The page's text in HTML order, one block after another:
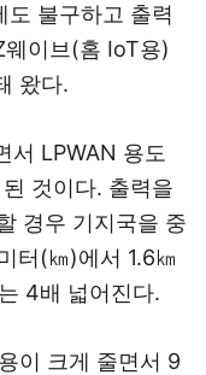
불구하고 출력
이브(홈 IoT용)
왔다.
서 LPWAN 용도
것이다. 출력을
경우 기지국을 중
터(㎞)에서 1.6㎞
4배 넓어진다.
이 크게 줄면서 9